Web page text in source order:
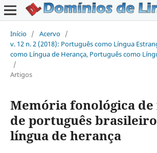
Início / Acervo /
v. 12 n. 2 (2018): Português como Língua
como Língua de Herança, Português como
/
Artigos
Memória fonológica
de português
língua de herança